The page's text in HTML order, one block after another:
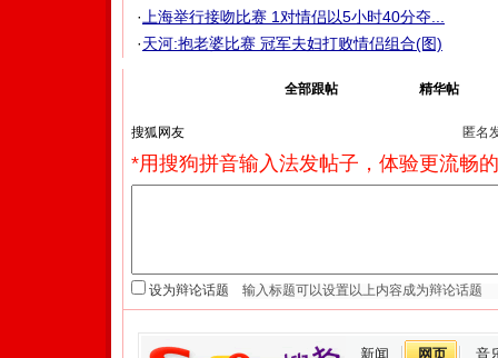
· 上海举行接吻比赛 1对情侣以5小时40分夺...
·天河:抱老婆比赛 冠军夫妇打败情侣组合(图)
全部跟帖 精华帖
匿名
*用搜狗拼音输入法发帖子，体验更流畅
设为辩论话题
新闻 网页 音